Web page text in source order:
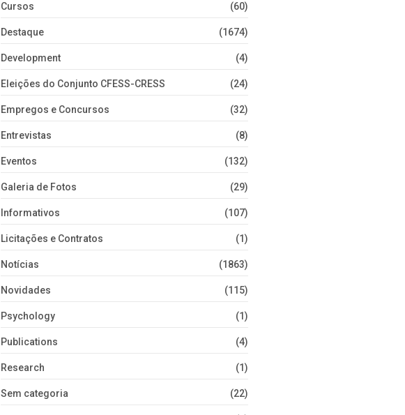
Cursos (60)
Destaque (1674)
Development (4)
Eleições do Conjunto CFESS-CRESS (24)
Empregos e Concursos (32)
Entrevistas (8)
Eventos (132)
Galeria de Fotos (29)
Informativos (107)
Licitações e Contratos (1)
Notícias (1863)
Novidades (115)
Psychology (1)
Publications (4)
Research (1)
Sem categoria (22)